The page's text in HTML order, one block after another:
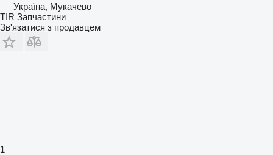
Україна, Мукачево
TIR Запчастини
Зв'язатися з продавцем
1